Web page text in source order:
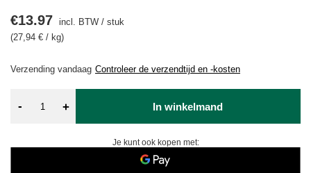
Verzending vandaag Controleer de verzendtijd en -kosten
€13.97 incl. BTW / stuk
(27,94 € / kg)
- + In winkelmand
Je kunt ook kopen met: